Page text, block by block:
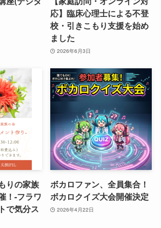
応】臨床心理士による不登
校・引きこもり支援を始め
ました
2026年6月3日
りの家族
！-フラワ
で気分ス
ボカロファン、全員集合！
ボカロクイズ大会開催決定
2026年4月22日